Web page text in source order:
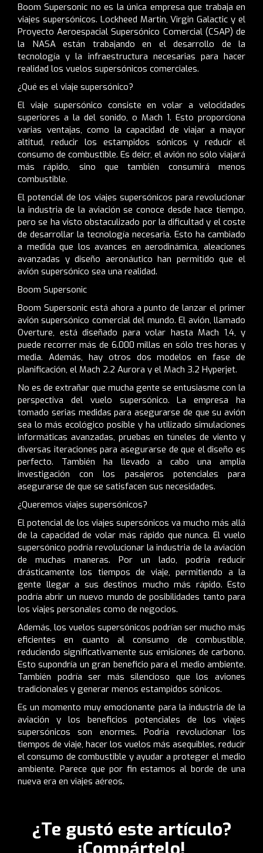
Boom Supersonic no es la única empresa que trabaja en
viajes supersónicos. Lockheed Martin, Virgin Galactic y el
Proyecto Aeroespacial Supersónico Comercial (CSAP) de
la NASA están trabajando en el desarrollo de la
tecnología y la infraestructura necesarias para hacer
realidad los vuelos supersónicos comerciales.
¿Qué es el viaje supersónico?
El viaje supersónico consiste en volar a velocidades
superiores a la del sonido, o Mach 1. Esto proporciona
varias ventajas, como la capacidad de viajar a mayor
altitud, reducir los estampidos sónicos y reducir el
consumo de combustible. Es deicr, el avión no sólo viajará
más rápido, sino que también consumirá menos
combustible.
El potencial de los viajes supersónicos para revolucionar
la industria de la aviación se conoce desde hace tiempo,
pero se ha visto obstaculizado por la dificultad y el coste
de desarrollar la tecnología necesaria. Esto ha cambiado
a medida que los avances en aerodinámica, aleaciones
avanzadas y diseño aeronáutico han permitido que el
avión supersónico sea una realidad.
Boom Supersonic
Boom Supersonic está ahora a punto de lanzar el primer
avión supersónico comercial del mundo. El avión, llamado
Overture, está diseñado para volar hasta Mach 1,4, y
puede recorrer más de 6.000 millas en sólo tres horas y
media. Además, hay otros dos modelos en fase de
planificación, el Mach 2.2 Aurora y el Mach 3.2 Hyperjet.
No es de extrañar que mucha gente se entusiasme con la
perspectiva del vuelo supersónico. La empresa ha
tomado serias medidas para asegurarse de que su avión
sea lo más ecológico posible y ha utilizado simulaciones
informáticas avanzadas, pruebas en túneles de viento y
diversas iteraciones para asegurarse de que el diseño es
perfecto. También ha llevado a cabo una amplia
investigación con los pasajeros potenciales para
asegurarse de que se satisfacen sus necesidades.
¿Queremos viajes supersónicos?
El potencial de los viajes supersónicos va mucho más allá
de la capacidad de volar más rápido que nunca. El vuelo
supersónico podría revolucionar la industria de la aviación
de muchas maneras. Por un lado, podría reducir
drásticamente los tiempos de viaje, permitiendo a la
gente llegar a sus destinos mucho más rápido. Esto
podría abrir un nuevo mundo de posibilidades tanto para
los viajes personales como de negocios.
Además, los vuelos supersónicos podrían ser mucho más
eficientes en cuanto al consumo de combustible,
reduciendo significativamente sus emisiones de carbono.
Esto supondría un gran beneficio para el medio ambiente.
También podría ser más silencioso que los aviones
tradicionales y generar menos estampidos sónicos.
Es un momento muy emocionante para la industria de la
aviación y los beneficios potenciales de los viajes
supersónicos son enormes. Podría revolucionar los
tiempos de viaje, hacer los vuelos más asequibles, reducir
el consumo de combustible y ayudar a proteger el medio
ambiente. Parece que por fin estamos al borde de una
nueva era en viajes aéreos.
¿Te gustó este artículo?